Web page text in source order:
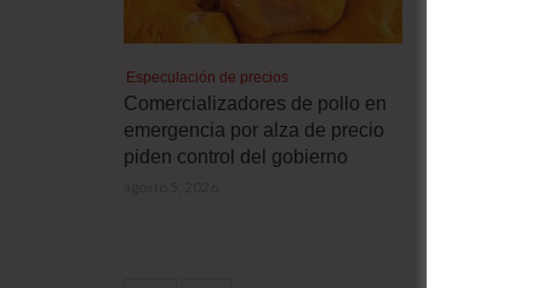
Especulación de precios
Comercializadores de pollo en
emergencia por alza de precio
piden control del gobierno